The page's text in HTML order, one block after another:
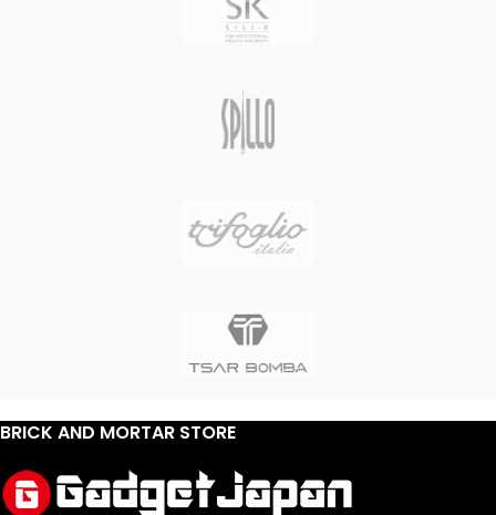
BRICK AND MORTAR STORE